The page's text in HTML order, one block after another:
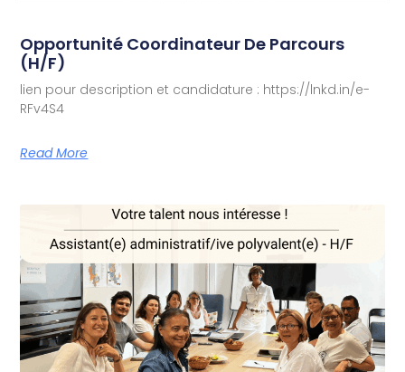
Opportunité Coordinateur De Parcours
(H/F)
lien pour description et candidature : https://lnkd.in/e-
RFv4S4
Read More